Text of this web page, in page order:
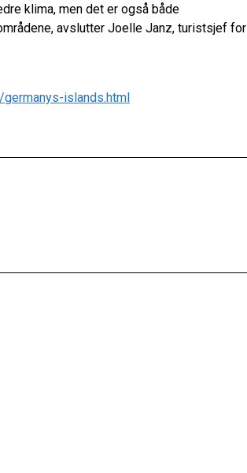
klima, men det er også både
avslutter Joelle Janz, turistsjef for
islands.html